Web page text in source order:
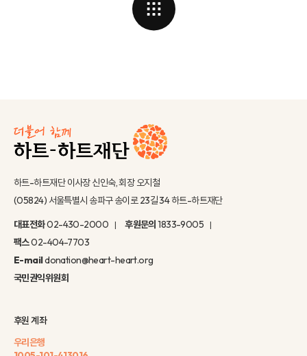
하트-하트재단 이사장 신인숙, 회장 오지철
(05824) 서울특별시 송파구 송이로 23길 34 하트-하트재단
대표전화02-430-2000 후원문의1833-9005
팩스02-404-7703
E-maildonation@heart-heart.org
국민권익위원회
후원 계좌
우리은행